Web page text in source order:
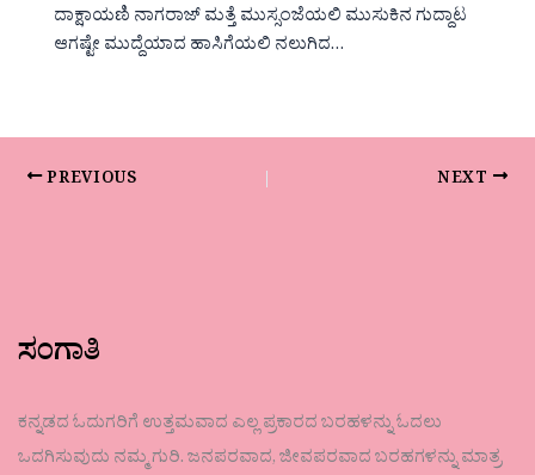
ದಾಕ್ಷಾಯಣಿ ನಾಗರಾಜ್ ಮತ್ತೆ ಮುಸ್ಸಂಜೆಯಲಿ ಮುಸುಕಿನ ಗುದ್ದಾಟ
ಆಗಷ್ಟೇ ಮುದ್ದೆಯಾದ ಹಾಸಿಗೆಯಲಿ ನಲುಗಿದ…
PREVIOUS NEXT
ಸಂಗಾತಿ
ಕನ್ನಡದ ಓದುಗರಿಗೆ ಉತ್ತಮವಾದ ಎಲ್ಲ ಪ್ರಕಾರದ ಬರಹಳನ್ನು ಓದಲು
ಒದಗಿಸುವುದು ನಮ್ಮ ಗುರಿ. ಜನಪರವಾದ, ಜೀವಪರವಾದ ಬರಹಗಳನ್ನು ಮಾತ್ರ